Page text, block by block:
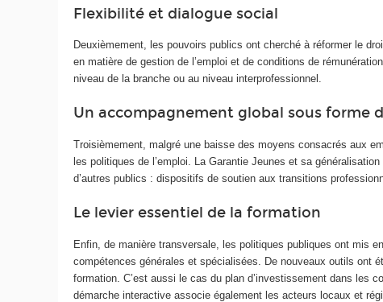
Flexibilité et dialogue social
Deuxièmement, les pouvoirs publics ont cherché à réformer le
en matière de gestion de l’emploi et de conditions de
niveau de la branche ou au niveau interprofessionnel.
Un accompagnement global sous forme
Troisièmement, malgré une baisse des moyens consacrés aux
les politiques de l’emploi. La Garantie Jeunes et sa
d’autres publics : dispositifs de soutien aux transitions
Le levier essentiel de la formation
Enfin, de manière transversale, les politiques publiques ont mis
compétences générales et spécialisées. De nouveaux outils ont
formation. C’est aussi le cas du plan d’investissement dans les
démarche interactive associe également les acteurs locaux et